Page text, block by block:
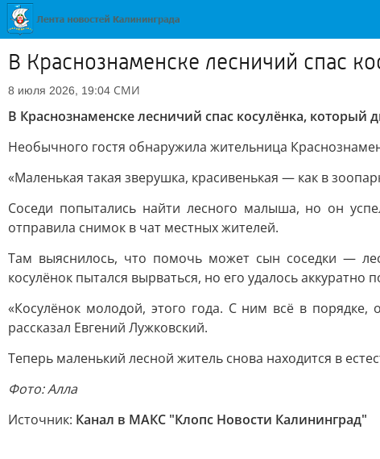
В Краснознаменске лесничий спас
8 июля 2026, 19:04 СМИ
В Краснознаменске лесничий спас косулёнка, который
Необычного гостя обнаружила жительница
«Маленькая такая зверушка, красивенькая — как в
Соседи попытались найти лесного малыша, но он
отправила снимок в чат местных жителей.
Там выяснилось, что помочь может сын соседки —
косулёнок пытался вырваться, но его удалось аккуратно
«Косулёнок молодой, этого года. С ним всё в
рассказал Евгений Лужковский.
Теперь маленький лесной житель снова находится в
Фото: Алла
Источник: Канал в МАКС "Клопс Новости Калининград"